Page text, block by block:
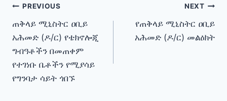
Post
navigation
PREVIOUS
ጠቅላይ ሚኒስትር ዐቢይ
አሕመድ (ዶ/ር) የቴክኖሎጂ
ግብዓቶችን በመጠቀም
የተገነቡ ቤቶችን የሚያሳይ
የግንባታ ሳይት ጎበኙ
NEXT
የጠቅላይ ሚኒስትር ዐቢይ
አሕመድ (ዶ/ር) መልዕክት